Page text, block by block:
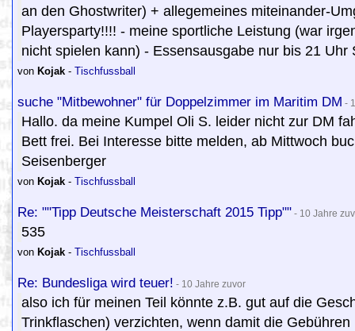
an den Ghostwriter) + allegemeines miteinander-
Playersparty!!!! - meine sportliche Leistung (war
nicht spielen kann) - Essensausgabe nur bis 21 Uhr
von Kojak - Tischfussball
suche "Mitbewohner" für Doppelzimmer im Maritim DM -
Hallo. da meine Kumpel Oli S. leider nicht zur DM
Bett frei. Bei Interesse bitte melden, ab Mittwoch
Seisenberger
von Kojak - Tischfussball
Re: ""Tipp Deutsche Meisterschaft 2015 Tipp"" - 10 Jahre
535
von Kojak - Tischfussball
Re: Bundesliga wird teuer! - 10 Jahre zuvor
also ich für meinen Teil könnte z.B. gut auf die
Trinkflaschen) verzichten, wenn damit die